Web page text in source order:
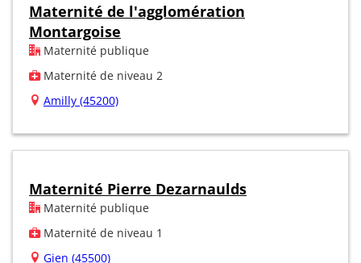
Maternité de l'agglomération
Montargoise
Maternité publique
Maternité de niveau 2
Amilly (45200)
Maternité Pierre Dezarnaulds
Maternité publique
Maternité de niveau 1
Gien (45500)